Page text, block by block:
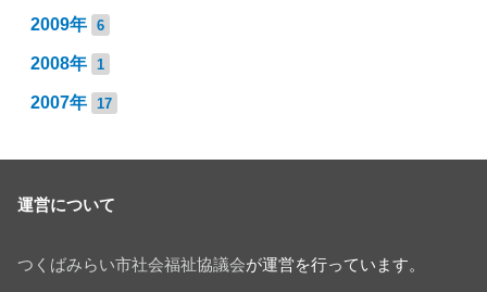
2009年 6
2008年 1
2007年 17
運営について
つくばみらい市社会福祉協議会が運営を行っています。